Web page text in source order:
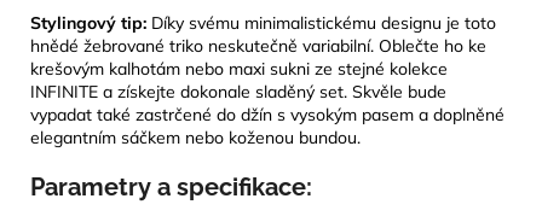
Stylingový tip: Díky svému minimalistickému designu je toto
hnědé žebrované triko neskutečně variabilní. Oblečte ho ke
krešovým kalhotám nebo maxi sukni ze stejné kolekce
INFINITE a získejte dokonale sladěný set. Skvěle bude
vypadat také zastrčené do džín s vysokým pasem a doplněné
elegantním sáčkem nebo koženou bundou.
Parametry a specifikace: